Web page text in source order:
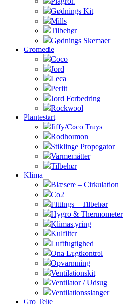
Gødnings Kit
Mills
Tilbehør
Gødnings Skemaer
Gromedie
Coco
Jord
Leca
Perlit
Jord Forbedring
Rockwool
Plantestart
Jiffy/Coco Trays
Rodhormon
Stiklinge Propogator
Varmemåtter
Tilbehør
Klima
Blæsere – Cirkulation
Co2
Fittings – Tilbehør
Hygro & Thermometer
Klimastyring
Kulfilter
Luftfugtighed
Ona Lugtkontrol
Opvarmning
Ventilationskit
Ventilator / Udsug
Ventilationsslanger
Gro Telte